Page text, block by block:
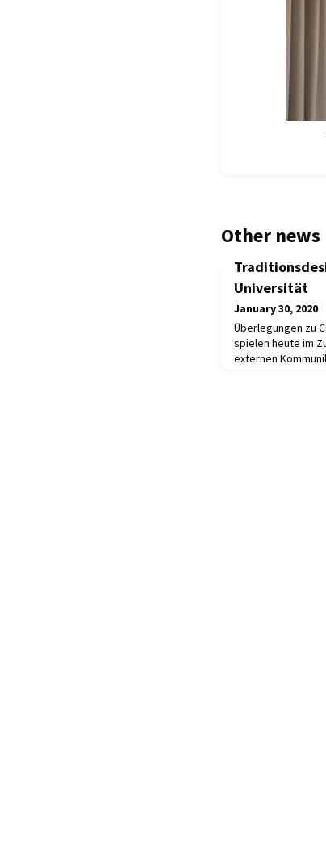
Other news
Universität
January 30, 2020
Überlegungen zu
spielen heute im
externen